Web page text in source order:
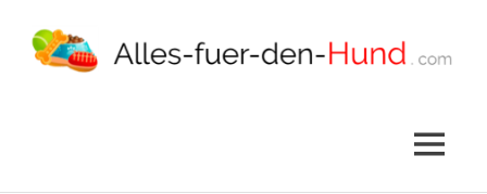
MENÜ